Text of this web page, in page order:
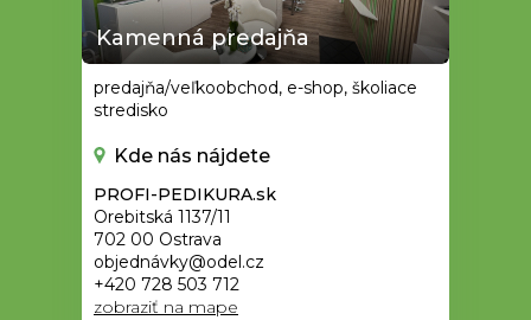
Kamenná predajňa
predajňa/veľkoobchod, e-shop, školiace
stredisko
Kde nás nájdete
PROFI-PEDIKURA.sk
Orebitská 1137/11
702 00 Ostrava
objednávky@odel.cz
+420 728 503 712
zobraziť na mape